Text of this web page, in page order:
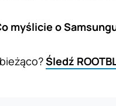
myślicie o
Śledź